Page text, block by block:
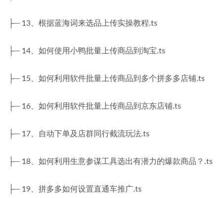
├─ 13、根据蓝海词来选品上传实操教程.ts
├─ 14、如何使用小鸭批量上传商品到淘宝.ts
├─ 15、如何利用软件批量上传商品到多个拼多多店铺.ts
├─ 16、如何利用软件批量上传商品到京东店铺.ts
├─ 17、自动下单及店群同行截流玩法.ts
├─ 18、如何利用生意参谋工具选出有潜力的爆款商品？.ts
├─ 19、拼多多如何设置直通车推广.ts